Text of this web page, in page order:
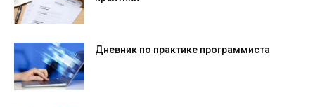
Дневник по практике программиста